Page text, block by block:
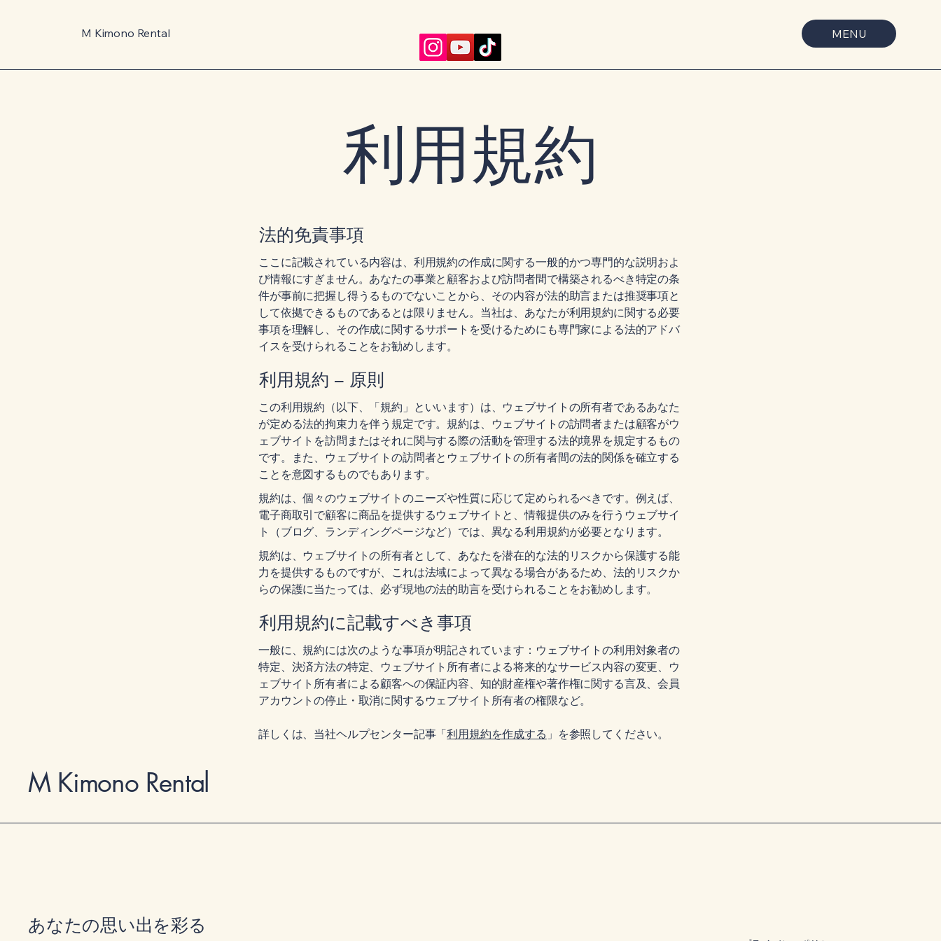
M Kimono Rental MENU
利用規約
法的免責事項
ここに記載されている内容は、利用規約の作成に関する一般的かつ専門的な説明およ
び情報にすぎません。あなたの事業と顧客および訪問者間で構築されるべき特定の条
件が事前に把握し得うるものでないことから、その内容が法的助言または推奨事項と
して依拠できるものであるとは限りません。当社は、あなたが利用規約に関する必要
事項を理解し、その作成に関するサポートを受けるためにも専門家による法的アドバ
イスを受けられることをお勧めします。
利用規約 – 原則
この利用規約（以下、「規約」といいます）は、ウェブサイトの所有者であるあなた
が定める法的拘束力を伴う規定です。規約は、ウェブサイトの訪問者または顧客がウ
ェブサイトを訪問またはそれに関与する際の活動を管理する法的境界を規定するもの
です。また、ウェブサイトの訪問者とウェブサイトの所有者間の法的関係を確立する
ことを意図するものでもあります。
規約は、個々のウェブサイトのニーズや性質に応じて定められるべきです。例えば、
電子商取引で顧客に商品を提供するウェブサイトと、情報提供のみを行うウェブサイ
ト（ブログ、ランディングページなど）では、異なる利用規約が必要となります。
規約は、ウェブサイトの所有者として、あなたを潜在的な法的リスクから保護する能
力を提供するものですが、これは法域によって異なる場合があるため、法的リスクか
らの保護に当たっては、必ず現地の法的助言を受けられることをお勧めします。
利用規約に記載すべき事項
一般に、規約には次のような事項が明記されています：ウェブサイトの利用対象者の
特定、決済方法の特定、ウェブサイト所有者による将来的なサービス内容の変更、ウ
ェブサイト所有者による顧客への保証内容、知的財産権や著作権に関する言及、会員
アカウントの停止・取消に関するウェブサイト所有者の権限など。
詳しくは、当社ヘルプセンター記事「利用規約を作成する 」を参照してください。
M Kimono Rental
あなたの思い出を彩る